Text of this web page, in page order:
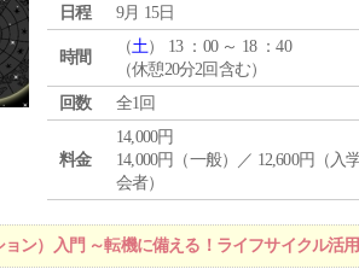
日程 9月 15日
時間
（土） 13 ：00 ～ 18 ：40
（休憩20分2回含む）
回数
全1回
料金
14,000円
14,000円（一般）／ 12,600円（入
会者）
ン）入門 ～転機に備える！ライフサイクル活